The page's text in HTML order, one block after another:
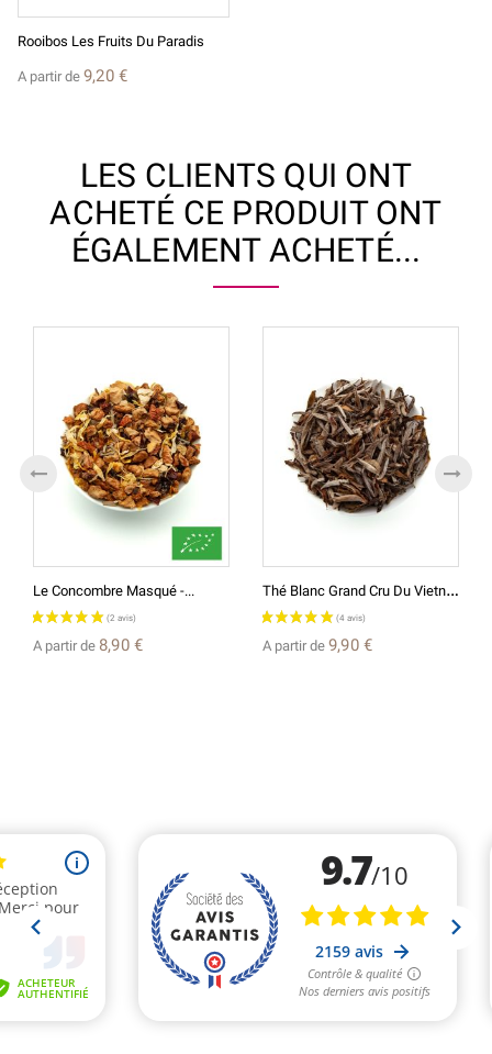
Rooibos Les Fruits Du Paradis
A partir de 9,20 €
LES CLIENTS QUI ONT
ACHETÉ CE PRODUIT ONT
ÉGALEMENT ACHETÉ...
Le Concombre Masqué -...
A partir de 8,90 €
T
Hé Blanc Grand Cru Du Vietnam
A partir de 9,90 €